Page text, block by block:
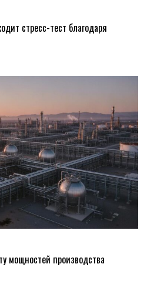
стресс-тест благодаря
мощностей производства